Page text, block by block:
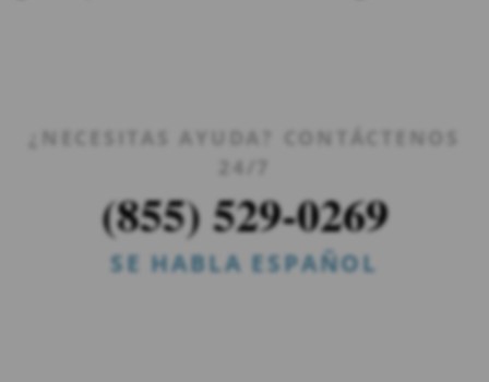
¿NECESITAS AYUDA? CONTÁCTENOS
24/7
(855) 529-0269
SE HABLA ESPAÑOL